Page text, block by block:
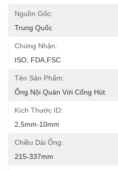
Nguồn Gốc:
Trung Quốc
Chứng Nhận:
ISO, FDA,FSC
Tên Sản Phẩm:
Ống Nội Quản Với Cổng Hút
Kích Thước ID:
2,5mm-10mm
Chiều Dài Ống:
215-337mm